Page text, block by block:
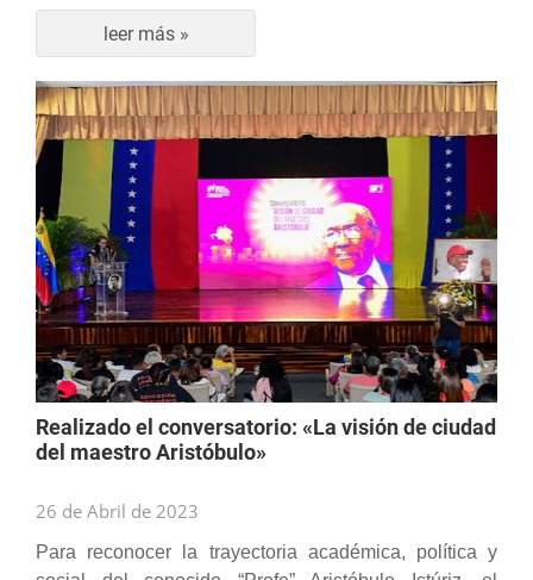
leer más »
Realizado el conversatorio: «La visión de ciudad
del maestro Aristóbulo»
26 de Abril de 2023
Para reconocer la trayectoria académica, política y